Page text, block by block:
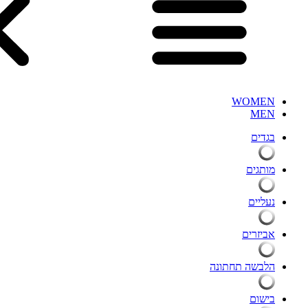
WOMEN
MEN
בגדים
מותגים
נעליים
אביזרים
הלבשה תחתונה
בישום